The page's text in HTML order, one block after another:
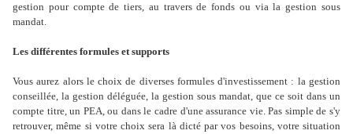
gestion pour compte de tiers, au travers de fonds ou via la gestion sous
mandat.
Les différentes formules et supports
Vous aurez alors le choix de diverses formules d'investissement : la gestion
conseillée, la gestion déléguée, la gestion sous mandat, que ce soit dans un
compte titre, un PEA, ou dans le cadre d'une assurance vie. Pas simple de s'y
retrouver, même si votre choix sera là dicté par vos besoins, votre situation